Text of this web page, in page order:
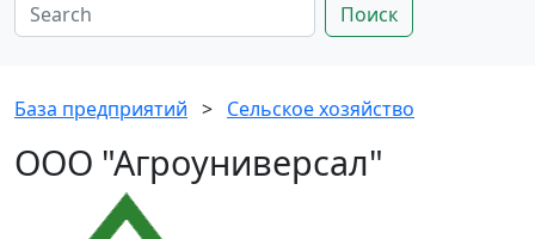
Поиск
База предприятий > Сельское хозяйство
ООО "Агроуниверсал"